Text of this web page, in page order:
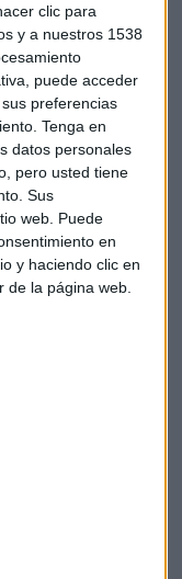
clic para
y a nuestros 1538
puede acceder
preferencias
Tenga en
datos personales
pero usted tiene
Sus
web. Puede
en
y haciendo clic en
de la página web.
un riesgo
que las finanzas
potencial de
cubiertas en un
intermediarios
prominente del
definible,